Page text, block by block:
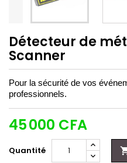
Détecteur de
Scanner
Pour la sécurité de vos
professionnels.
45 000 CFA
Quantité